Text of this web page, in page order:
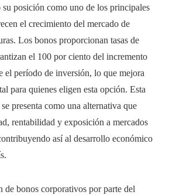
su posición como uno de los principales
el crecimiento del mercado de
Los bonos proporcionan tasas de
el 100 por ciento del incremento
el período de inversión, lo que mejora
para quienes eligen esta opción. Esta
presenta como una alternativa que
rentabilidad y exposición a mercados
así al desarrollo económico
de bonos corporativos por parte del